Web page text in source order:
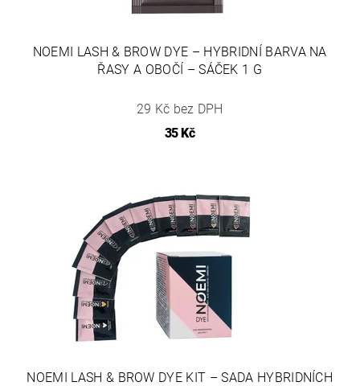
NOEMI LASH & BROW DYE – HYBRIDNÍ BARVA NA
ŘASY A OBOČÍ – SÁČEK 1 G
29 Kč bez DPH
35 Kč
NOEMI LASH & BROW DYE KIT – SADA HYBRIDNÍCH